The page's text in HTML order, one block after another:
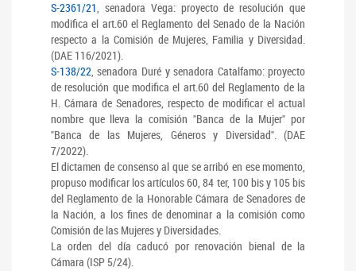
S-2361/21, senadora Vega: proyecto de resolución que
modifica el art.60 el Reglamento del Senado de la Nación
respecto a la Comisión de Mujeres, Familia y Diversidad.
(DAE 116/2021).
S-138/22, senadora Duré y senadora Catalfamo: proyecto
de resolución que modifica el art.60 del Reglamento de la
H. Cámara de Senadores, respecto de modificar el actual
nombre que lleva la comisión "Banca de la Mujer" por
"Banca de las Mujeres, Géneros y Diversidad". (DAE
7/2022).
El dictamen de consenso al que se arribó en ese momento,
propuso modificar los artículos 60, 84 ter, 100 bis y 105 bis
del Reglamento de la Honorable Cámara de Senadores de
la Nación, a los fines de denominar a la comisión como
Comisión de las Mujeres y Diversidades.
La orden del día caducó por renovación bienal de la
Cámara (ISP 5/24).